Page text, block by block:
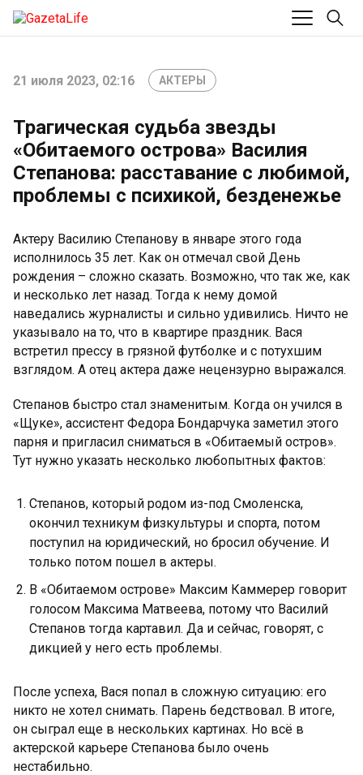
21 июля 2023, 02:16 АКТЕРЫ
Трагическая судьба звезды
«Обитаемого острова» Василия
Степанова: расставание с любимой,
проблемы с психикой, безденежье
Актеру Василию Степанову в январе этого года
исполнилось 35 лет. Как он отмечал свой День
рождения – сложно сказать. Возможно, что так же, как
и несколько лет назад. Тогда к нему домой
наведались журналисты и сильно удивились. Ничто не
указывало на то, что в квартире праздник. Вася
встретил прессу в грязной футболке и с потухшим
взглядом. А отец актера даже нецензурно выражался.
Степанов быстро стал знаменитым. Когда он учился в
«Щуке», ассистент Федора Бондарчука заметил этого
парня и пригласил сниматься в «Обитаемый остров».
Тут нужно указать несколько любопытных фактов:
Степанов, который родом из-под Смоленска,
окончил техникум физкультуры и спорта, потом
поступил на юридический, но бросил обучение. И
только потом пошел в актеры.
В «Обитаемом острове» Максим Каммерер говорит
голосом Максима Матвеева, потому что Василий
Степанов тогда картавил. Да и сейчас, говорят, с
дикцией у него есть проблемы.
После успеха, Вася попал в сложную ситуацию: его
никто не хотел снимать. Парень бедствовал. В итоге,
он сыграл еще в нескольких картинах. Но всё в
актерской карьере Степанова было очень
нестабильно.